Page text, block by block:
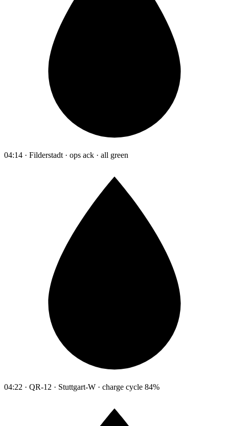
04:14 · Filderstadt · ops ack · all green
04:22 · QR-12 · Stuttgart-W · charge cycle 84%